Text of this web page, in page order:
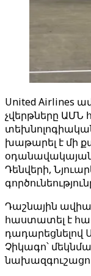
United Airlines
չվերթները ԱՄՆ
խաթարել է մի
Դենվերի,
Դաշնային
հաստատել է
դադարեցնելով
Չիկագո՝